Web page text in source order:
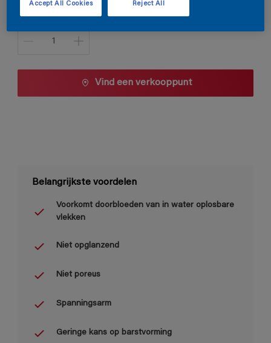
1 L
Aantal
Vind een verkooppunt
Belangrijkste voordelen
Voorkomt doorbloeden van in water oplosbare
vlekken
Niet opglanzend
Niet poreus
Spanningsarm
Geringe kans op barstvorming
Reject All
Accept All Cookies